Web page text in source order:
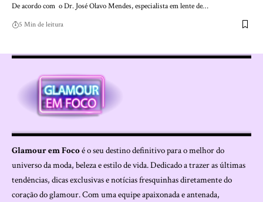
De acordo com o Dr. José Olavo Mendes, especialista em lente de…
5 Min de leitura
Glamour em Focoé o seu destino definitivo para o melhor do
universo da moda, beleza e estilo de vida. Dedicado a trazer as últimas
tendências, dicas exclusivas e notícias fresquinhas diretamente do
coração do glamour. Com uma equipe apaixonada e antenada,